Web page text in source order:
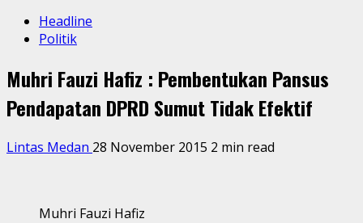
Headline
Politik
Muhri Fauzi Hafiz : Pembentukan Pansus
Pendapatan DPRD Sumut Tidak Efektif
Lintas Medan 28 November 2015 2 min read
Muhri Fauzi Hafiz